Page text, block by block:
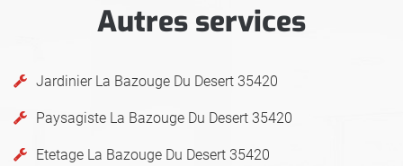
Autres services
Jardinier La Bazouge Du Desert 35420
Paysagiste La Bazouge Du Desert 35420
Etetage La Bazouge Du Desert 35420